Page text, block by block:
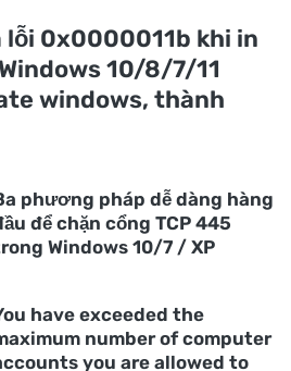
0x0000011b khi in
10/8/7/11
windows, thành
phương pháp dễ dàng hàng
để chặn cổng TCP 445
Windows 10/7 / XP
have exceeded the
number of computer
you are allowed to